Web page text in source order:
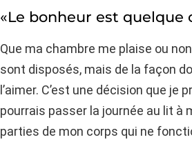
«Le bonheur est quelque
Que ma chambre me plaise ou
sont disposés, mais de la façon
l’aimer. C’est une décision que je
pourrais passer la journée au lit à
parties de mon corps qui ne